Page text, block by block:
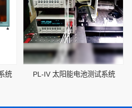
统 PL-IV 太阳能电池测试系统